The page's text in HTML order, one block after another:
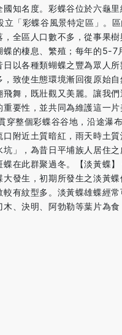
國知名度。彩蝶谷位於六龜
立「彩蝶谷風景特定區」。
，全區人口數不多，從事果
蝶的棲息、繁殖；每年的5-
以各種類蝴蝶之豐為眾人
，致使生態環境漸回復原始
飛舞，既壯觀又美麗。讓我
要性，並共同為維護這一
穿整個彩蝶谷谷地，沿途瀑
附近土質暗紅，雨天時土
」，為昔日平埔族人居住
在此群聚過冬。【淡黃蝶
發生，初期所發生之淡黃
有紋型多。淡黃蝶雄蝶經
木、決明、阿勃勒等葉片為